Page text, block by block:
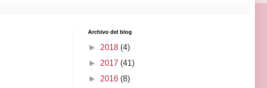
Archivo del blog
► 2018 (4)
► 2017 (41)
► 2016 (8)